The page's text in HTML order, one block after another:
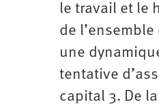
le travail et le
de
une
tentative
capital 3. De